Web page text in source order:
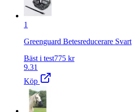
1
Greenguard Betesreducerare Svart
Bäst i test775 kr
9.31
Köp